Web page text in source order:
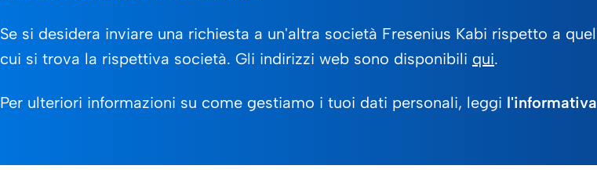
Se si desidera inviare una richiesta a un'altra società Fresenius Kabi rispetto a
cui si trova la rispettiva società. Gli indirizzi web sono disponibili qui.
Per ulteriori informazioni su come gestiamo i tuoi dati personali, leggi